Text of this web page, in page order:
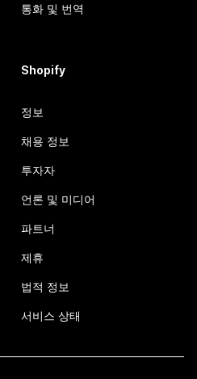
통화 및 번역
Shopify
정보
채용 정보
투자자
언론 및 미디어
파트너
제휴
법적 정보
서비스 상태